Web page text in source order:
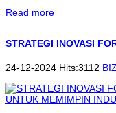
Read more
STRATEGI INOVASI
24-12-2024 Hits:3112